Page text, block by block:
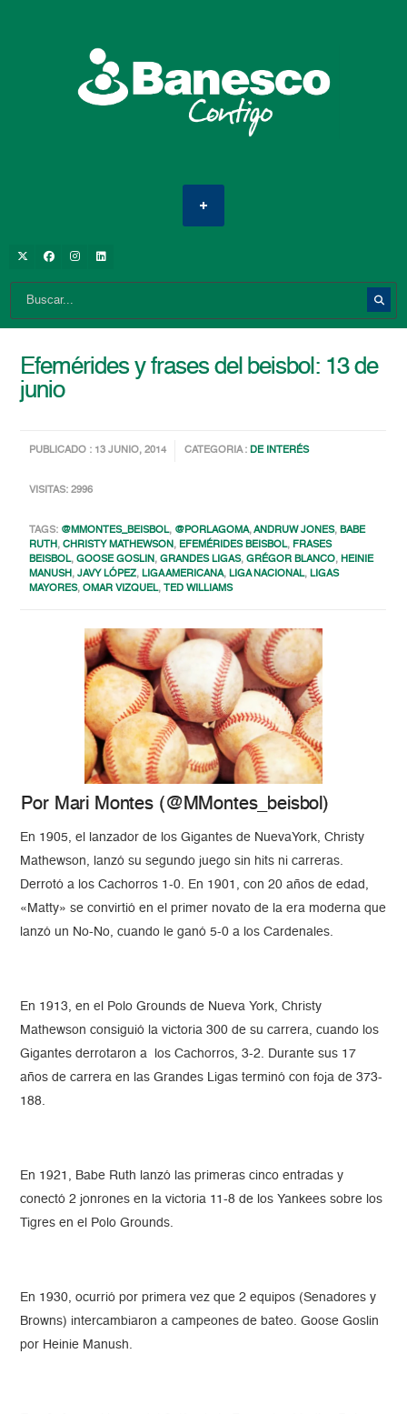
Efemérides y frases del beisbol: 13 de
junio
PUBLICADO : 13 JUNIO, 2014 CATEGORIA :DE INTERÉS
VISITAS: 2996
TAGS: @MMONTES_BEISBOL, @PORLAGOMA,ANDRUW JONES,BABE
RUTH,CHRISTY MATHEWSON, EFEMÉRIDES BEISBOL, FRASES
BEISBOL,GOOSE GOSLIN,GRANDES LIGAS,GRÉGOR BLANCO,HEINIE
MANUSH,JAVY LÓPEZ,LIGA AMERICANA,LIGA NACIONAL,LIGAS
MAYORES,OMAR VIZQUEL, TED WILLIAMS
Por Mari Montes (@MMontes_beisbol)
En 1905, el lanzador de los Gigantes de NuevaYork, Christy
Mathewson, lanzó su segundo juego sin hits ni carreras.
Derrotó a los Cachorros 1-0. En 1901, con 20 años de edad,
«Matty» se convirtió en el primer novato de la era moderna que
lanzó un No-No, cuando le ganó 5-0 a los Cardenales.
En 1913, en el Polo Grounds de Nueva York, Christy
Mathewson consiguió la victoria 300 de su carrera, cuando los
Gigantes derrotaron a los Cachorros, 3-2. Durante sus 17
años de carrera en las Grandes Ligas terminó con foja de 373-
188.
En 1921, Babe Ruth lanzó las primeras cinco entradas y
conectó 2 jonrones en la victoria 11-8 de los Yankees sobre los
Tigres en el Polo Grounds.
En 1930, ocurrió por primera vez que 2 equipos (Senadores y
Browns) intercambiaron a campeones de bateo. Goose Goslin
por Heinie Manush.